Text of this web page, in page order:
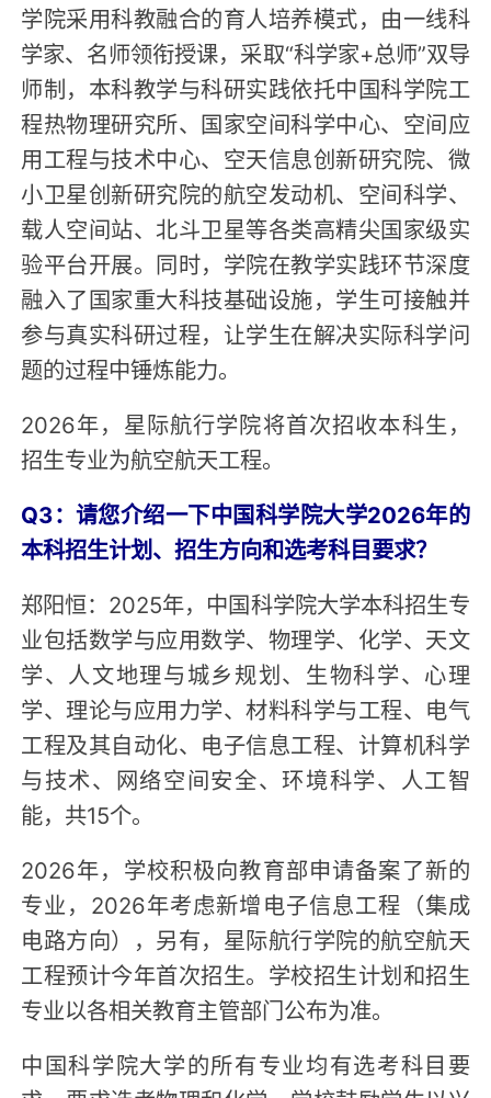
学院采用科教融合的育人培养模式，由一线科
学家、名师领衔授课，采取“科学家+总师”双导
师制，本科教学与科研实践依托中国科学院工
程热物理研究所、国家空间科学中心、空间应
用工程与技术中心、空天信息创新研究院、微
小卫星创新研究院的航空发动机、空间科学、
载人空间站、北斗卫星等各类高精尖国家级实
验平台开展。同时，学院在教学实践环节深度
融入了国家重大科技基础设施，学生可接触并
参与真实科研过程，让学生在解决实际科学问
题的过程中锤炼能力。
2026年，星际航行学院将首次招收本科生，
招生专业为航空航天工程。
Q3：请您介绍一下中国科学院大学2026年的
本科招生计划、招生方向和选考科目要求？
郑阳恒：2025年，中国科学院大学本科招生专
业包括数学与应用数学、物理学、化学、天文
学、人文地理与城乡规划、生物科学、心理
学、理论与应用力学、材料科学与工程、电气
工程及其自动化、电子信息工程、计算机科学
与技术、网络空间安全、环境科学、人工智
能，共15个。
2026年，学校积极向教育部申请备案了新的
专业，2026年考虑新增电子信息工程（集成
电路方向），另有，星际航行学院的航空航天
工程预计今年首次招生。学校招生计划和招生
专业以各相关教育主管部门公布为准。
中国科学院大学的所有专业均有选考科目要